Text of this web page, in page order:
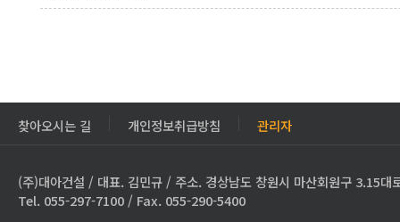
찾아오시는 길 개인정보취급방침 관리자
(주)대아건설 / 대표. 김민규 / 주소. 경상남도 창원시 마산회원구 3.15대
Tel. 055-297-7100 / Fax. 055-290-5400